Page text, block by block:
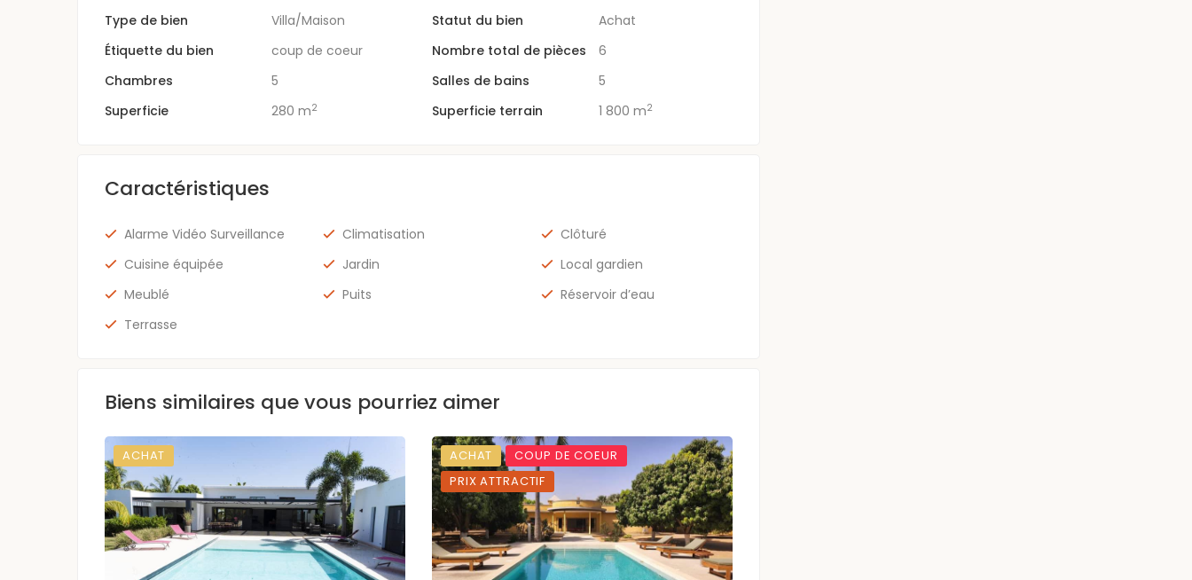
Type de bien
Villa/Maison Statut du bien
Achat
Étiquette du bien
coup de coeur Nombre total de pièces
6
Chambres
5 Salles de bains
5
Superficie
280 m2 Superficie terrain 1 800 m2
Caractéristiques
Alarme Vidéo Surveillance Climatisation
Clôturé
Cuisine équipée
Jardin
Local gardien
Meublé
Puits
Réservoir d’eau
Terrasse
Biens similaires que vous pourriez aimer
ACHAT ACHAT
COUP DE COEUR
PRIX ATTRACTIF